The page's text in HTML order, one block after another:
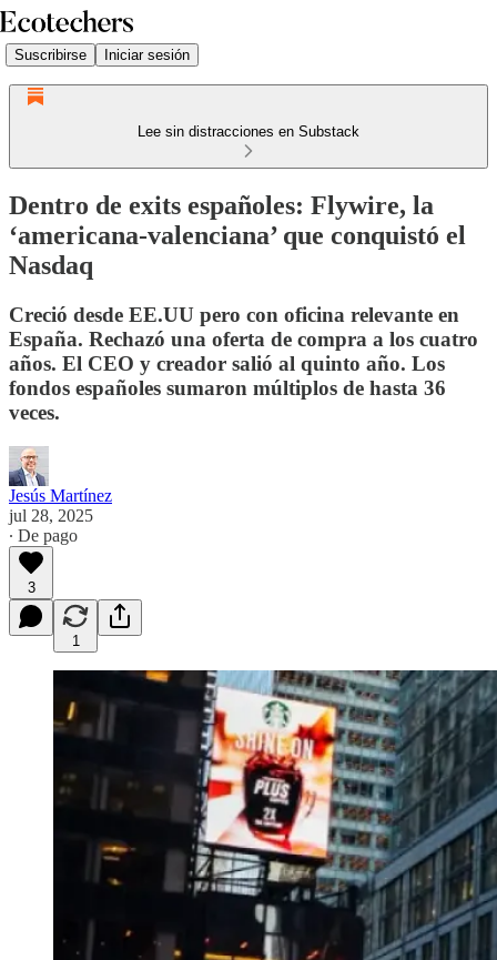
Suscribirse Iniciar sesión
Lee sin distracciones en Substack
Dentro de exits españoles: Flywire, la
‘americana-valenciana’ que conquistó el
Nasdaq
Creció desde EE.UU pero con oficina relevante en
España. Rechazó una oferta de compra a los cuatro
años. El CEO y creador salió al quinto año. Los
fondos españoles sumaron múltiplos de hasta 36
veces.
Jesús Martínez
jul 28, 2025
∙ De pago
3
1